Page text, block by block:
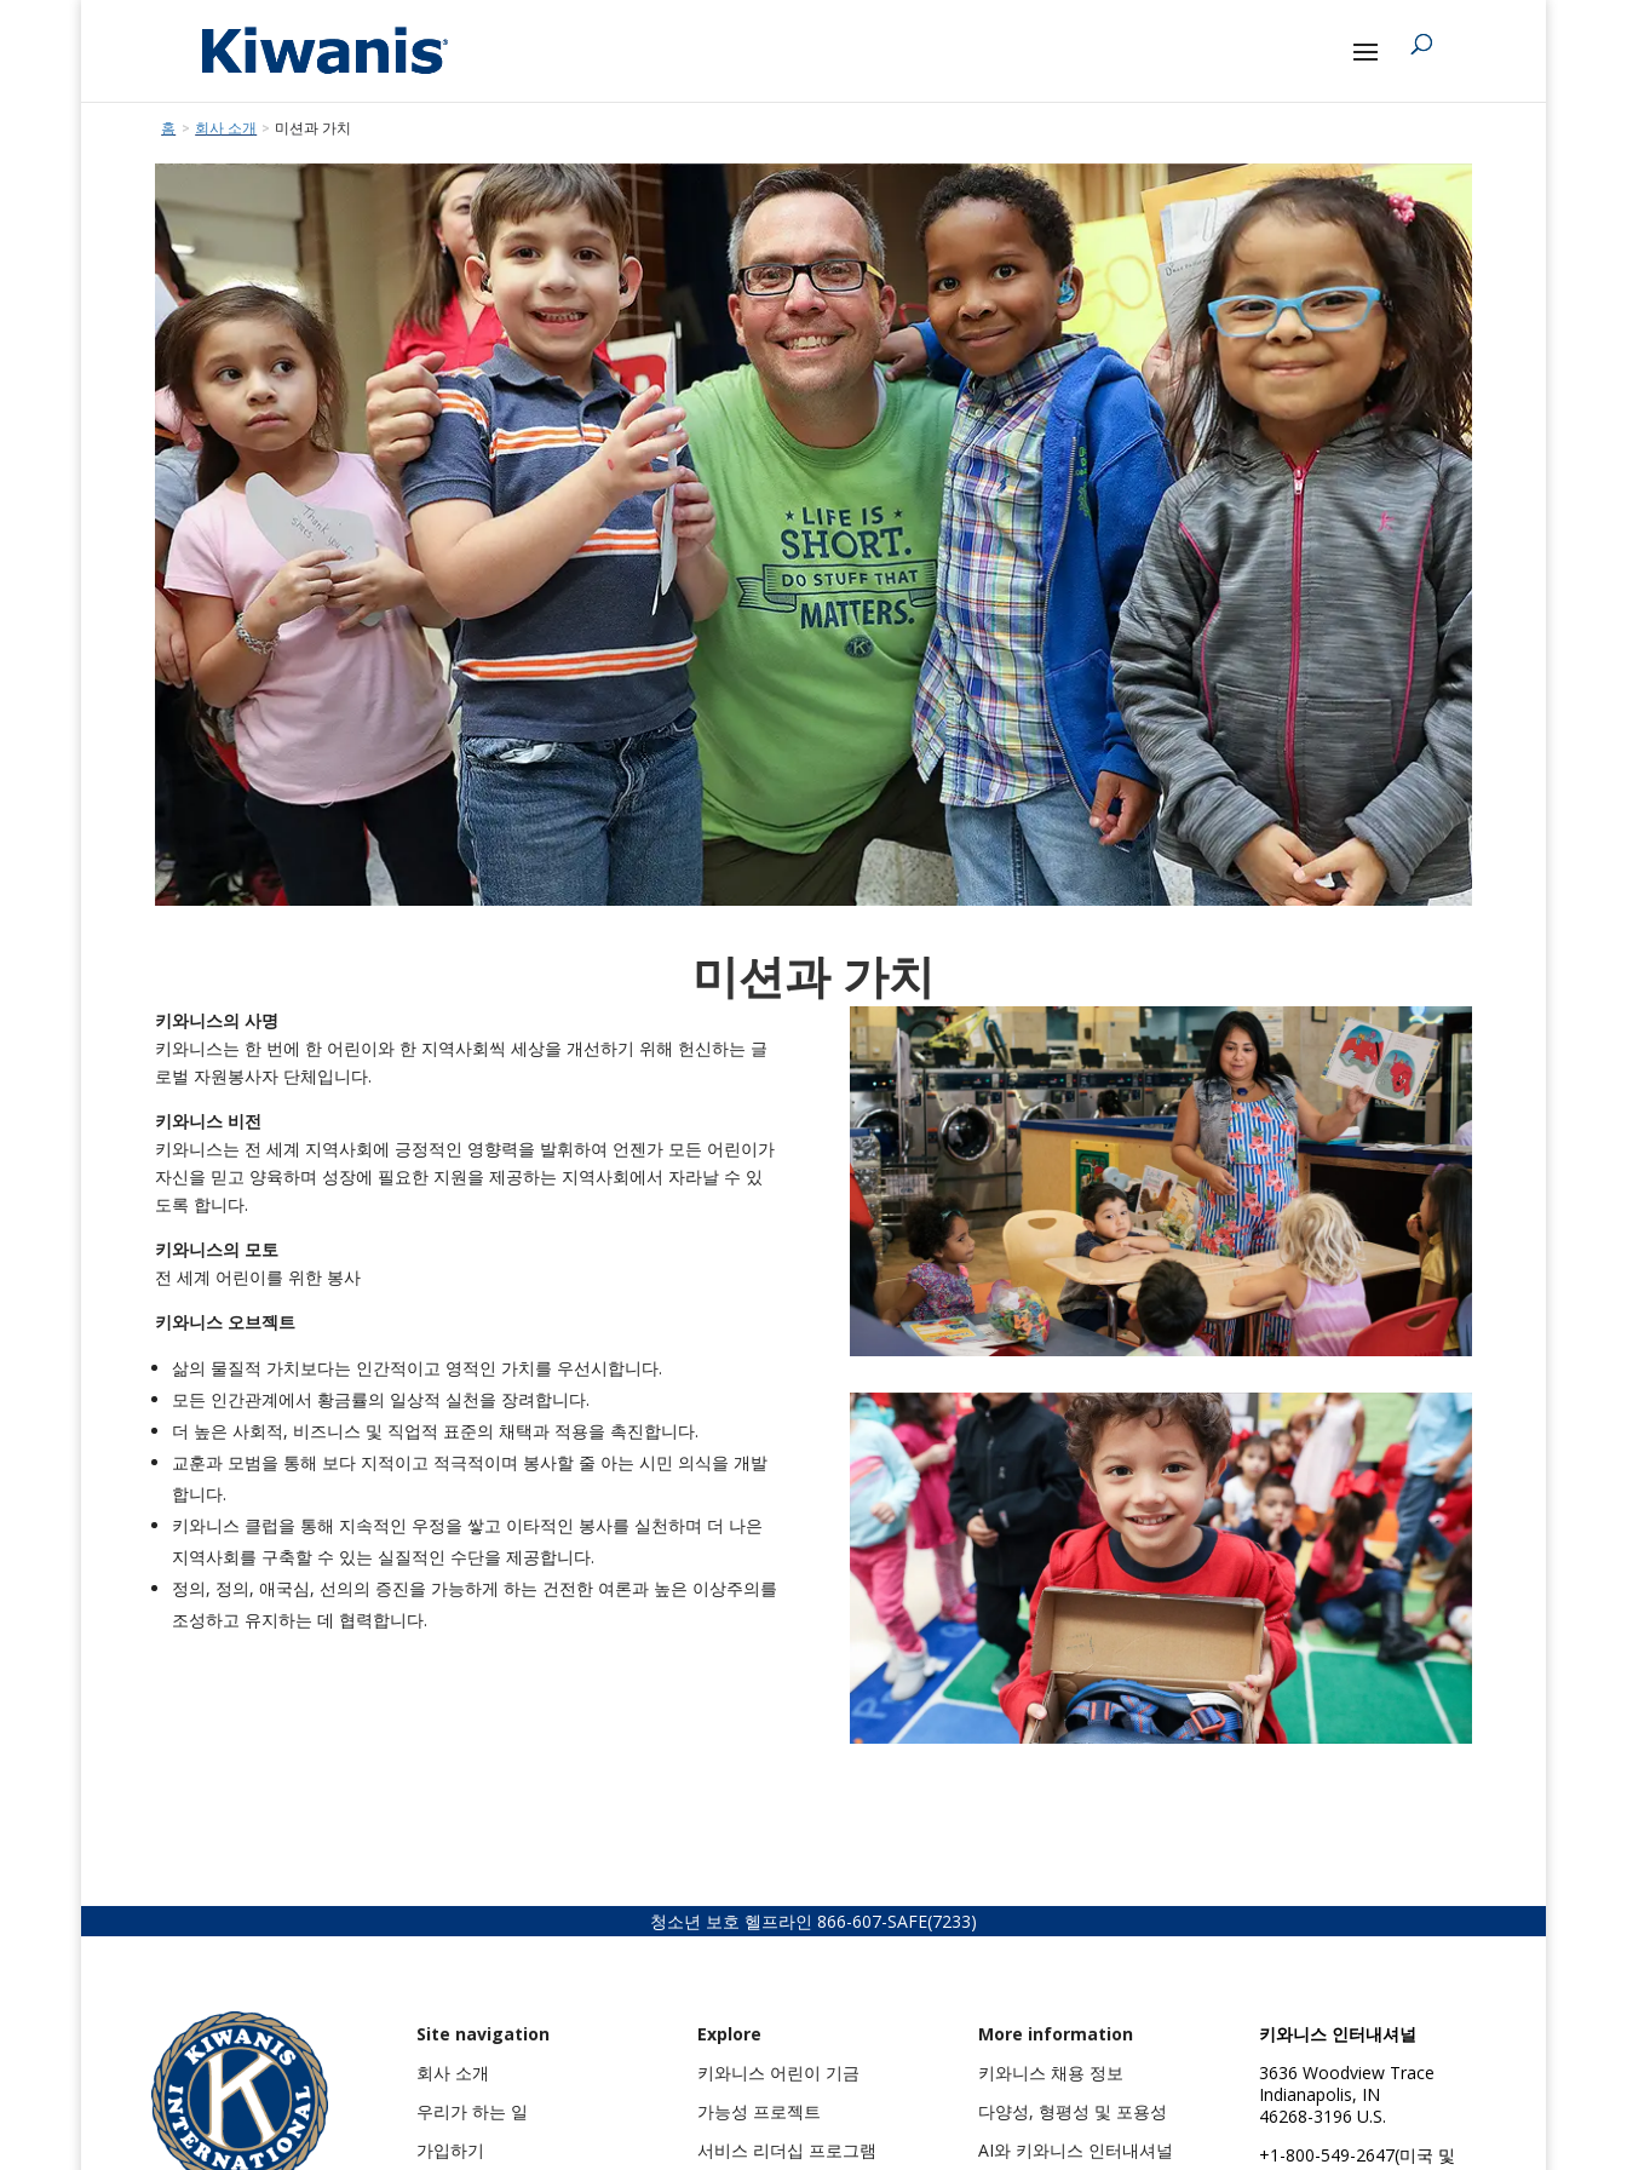
홈 > 회사 소개 > 미션과 가치
미션과 가치
키와니스의 사명
키와니스는 한 번에 한 어린이와 한 지역사회씩 세상을 개선하기 위해 헌신하는 글
로벌 자원봉사자 단체입니다.
키와니스 비전
키와니스는 전 세계 지역사회에 긍정적인 영향력을 발휘하여 언젠가 모든 어린이가
자신을 믿고 양육하며 성장에 필요한 지원을 제공하는 지역사회에서 자라날 수 있
도록 합니다.
키와니스의 모토
전 세계 어린이를 위한 봉사
키와니스 오브젝트
삶의 물질적 가치보다는 인간적이고 영적인 가치를 우선시합니다.
모든 인간관계에서 황금률의 일상적 실천을 장려합니다.
더 높은 사회적, 비즈니스 및 직업적 표준의 채택과 적용을 촉진합니다.
교훈과 모범을 통해 보다 지적이고 적극적이며 봉사할 줄 아는 시민 의식을 개발
합니다.
키와니스 클럽을 통해 지속적인 우정을 쌓고 이타적인 봉사를 실천하며 더 나은
지역사회를 구축할 수 있는 실질적인 수단을 제공합니다.
정의, 정의, 애국심, 선의의 증진을 가능하게 하는 건전한 여론과 높은 이상주의를
조성하고 유지하는 데 협력합니다.
청소년 보호 헬프라인 866-607-SAFE(7233)
Site navigation
회사 소개
우리가 하는 일
가입하기
Explore
키와니스 어린이 기금
가능성 프로젝트
서비스 리더십 프로그램
More information
키와니스 채용 정보
다양성, 형평성 및 포용성
AI와 키와니스 인터내셔널
키와니스 인터내셔널
3636 Woodview Trace
Indianapolis, IN
46268-3196 U.S.
+1-800-549-2647(미국 및